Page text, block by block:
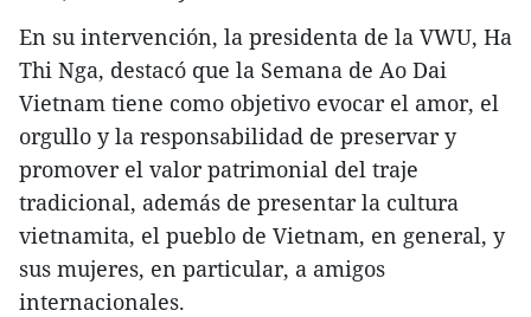
En su intervención, la presidenta de la VWU, Ha
Thi Nga, destacó que la Semana de Ao Dai
Vietnam tiene como objetivo evocar el amor, el
orgullo y la responsabilidad de preservar y
promover el valor patrimonial del traje
tradicional, además de presentar la cultura
vietnamita, el pueblo de Vietnam, en general, y
sus mujeres, en particular, a amigos
internacionales.